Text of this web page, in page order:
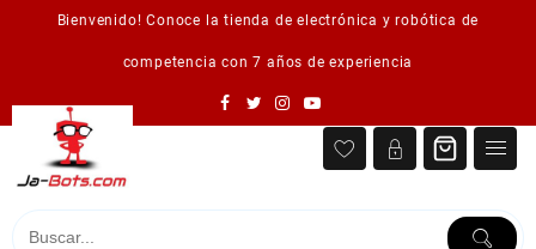
Bienvenido! Conoce la tienda de electrónica y robótica de
competencia con 7 años de experiencia